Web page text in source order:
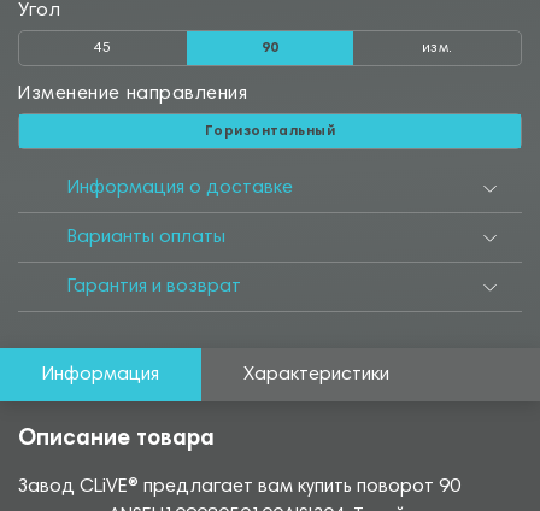
Угол
45 90 изм.
Изменение направления
Горизонтальный
Информация о доставке
Варианты оплаты
Гарантия и возврат
Информация Характеристики
Описание товара
Завод CLiVE® предлагает вам купить поворот 90